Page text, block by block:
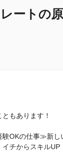
ートの
もあります！
OKの仕事≫新し
チからスキルUP